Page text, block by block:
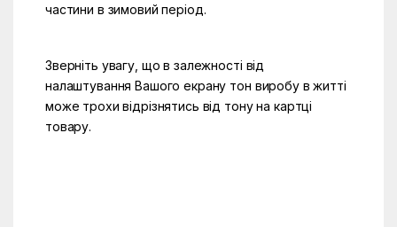
частини в зимовий період.
Зверніть увагу, що в залежності від
налаштування Вашого екрану тон виробу в житті
може трохи відрізнятись від тону на картці
товару.